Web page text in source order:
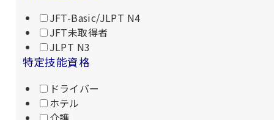
JFT-Basic/JLPT N4
JFT未取得者
JLPT N3
特定技能資格
ドライバー
ホテル